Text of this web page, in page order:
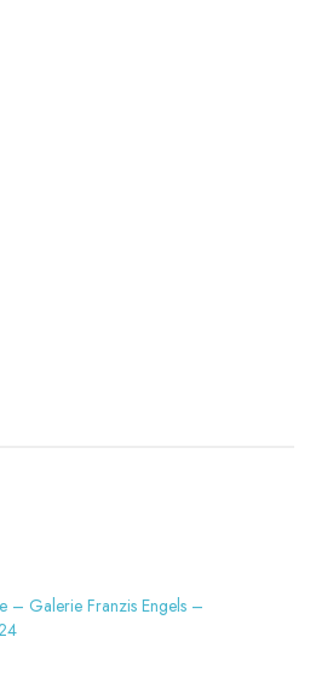
– Galerie Franzis Engels –